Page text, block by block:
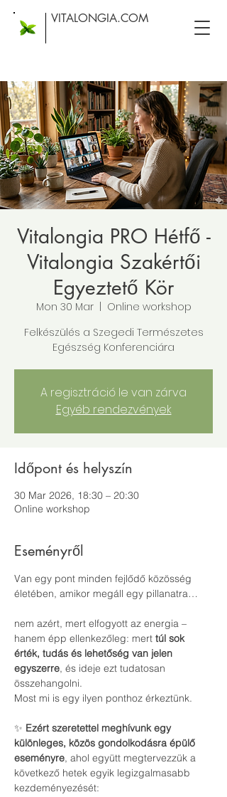
VITALONGIA.COM
Vitalongia PRO Hétfő -
Vitalongia Szakértői
Egyeztető Kör
Mon 30 Mar
  |
Online workshop
Felkészülés a Szegedi Természetes
Egészség Konferenciára
A regisztráció le van zárva
Egyéb rendezvények
Időpont és helyszín
30 Mar 2026, 18:30 – 20:30
Online workshop
Eseményről
Van egy pont minden fejlődő közösség
életében, amikor megáll egy pillanatra…
nem azért, mert elfogyott az energia –
hanem épp ellenkezőleg: mert túl sok
érték, tudás és lehetőség van jelen
egyszerre, és ideje ezt tudatosan
összehangolni.
Most mi is egy ilyen ponthoz érkeztünk.
✨ Ezért szeretettel meghívunk egy
különleges, közös gondolkodásra épülő
eseményre, ahol együtt megtervezzük a
következő hetek egyik legizgalmasabb
kezdeményezését: